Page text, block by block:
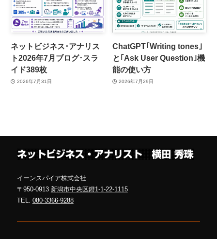
ネットビジネス･アナリス
ト2026年7月ブログ･スラ
イド389枚
2026年7月31日
ChatGPT｢Writing tones｣
と｢Ask User Question｣機
能の使い方
2026年7月29日
イーンスパイア株式会社
〒950-0913 新潟市中央区鐙1-1-22-1115
TEL. 080-3366-9288